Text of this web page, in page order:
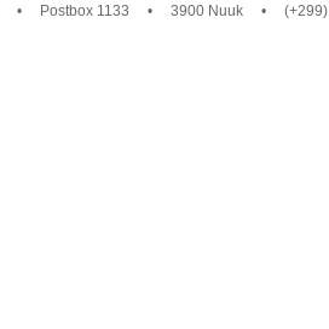
• Postbox 1133 • 3900 Nuuk •